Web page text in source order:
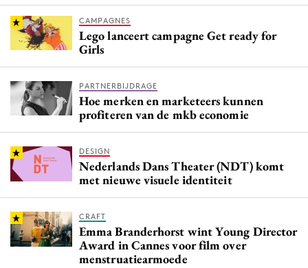
CAMPAGNES
Lego lanceert campagne Get ready for
Girls
PARTNERBIJDRAGE
Hoe merken en marketeers kunnen
profiteren van de mkb economie
DESIGN
Nederlands Dans Theater (NDT) komt
met nieuwe visuele identiteit
CRAFT
Emma Branderhorst wint Young Director
Award in Cannes voor film over
menstruatiearmoede